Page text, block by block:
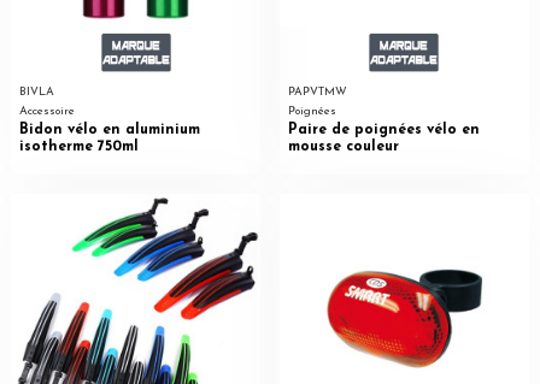
BIVLA
Accessoire
Bidon vélo en aluminium
isotherme 750ml
PAPVTMW
Poignées
Paire de poignées vélo en
mousse couleur